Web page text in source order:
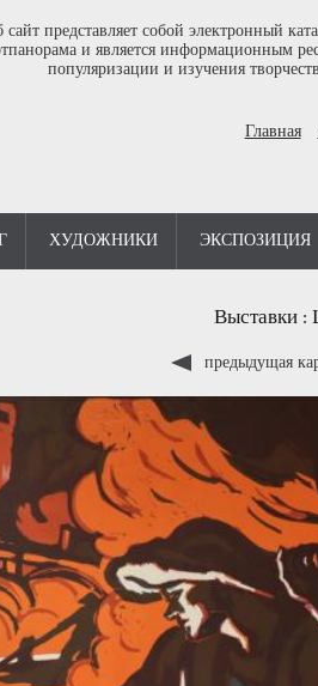
сайт представляет собой электронный
и является информационным
популяризации и изучения
Главная
ХУДОЖНИКИ ЭКСПОЗИЦИЯ
Выставки:
предыдущая